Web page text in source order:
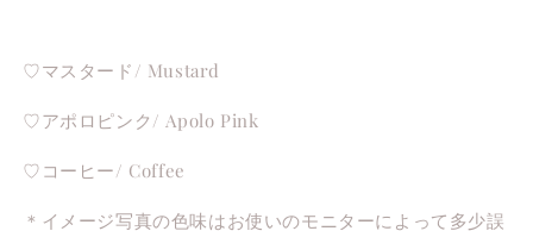
♡マスタード/ Mustard
♡アポロピンク/ Apolo Pink
♡コーヒー/ Coffee
＊イメージ写真の色味はお使いのモニターによって多少誤